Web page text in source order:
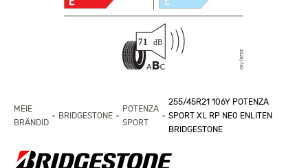
MEIE
BRÄNDID
BRIDGESTONE
POTENZA
SPORT
255/45R21 106Y POTENZA
SPORT XL RP NE0 ENLITEN
BRIDGESTONE